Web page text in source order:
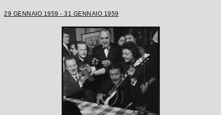
29 GENNAIO 1959 - 31 GENNAIO 1959